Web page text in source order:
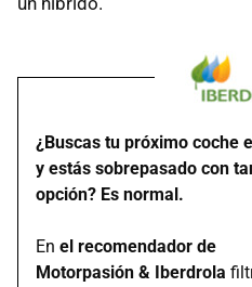
¿Buscas tu próximo coche
y estás sobrepasado con
opción? Es normal.
En el recomendador de
Motorpasión & Iberdrola